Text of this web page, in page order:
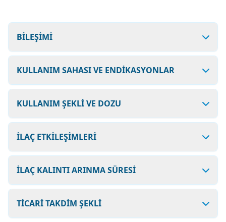
BİLEŞİMİ
KULLANIM SAHASI VE ENDİKASYONLAR
KULLANIM ŞEKLİ VE DOZU
İLAÇ ETKİLEŞİMLERİ
İLAÇ KALINTI ARINMA SÜRESİ
TİCARİ TAKDİM ŞEKLİ